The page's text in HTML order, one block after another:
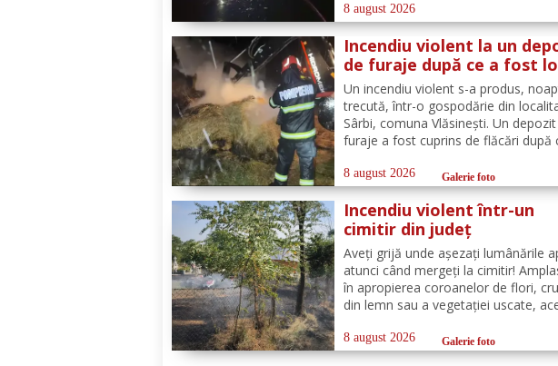
pe carosabil. Pentru evacuarea apei,
pompierii militari din cadrul
Detașamentului Botoșani au...
8 august 2026
Incendiu violent la un
de furaje după ce a fost
de trăsnet
Un incendiu violent s-a produs,
trecută, într-o gospodărie din
Sârbi, comuna Vlăsinești. Un
furaje a fost cuprins de flăcări după
puțin după ora 22:00. La caz s-au
deplasat, în cel mai scurt timp,
din cadrul...
8 august 2026 Galerie foto
Incendiu violent într-un
cimitir din județ
Aveți grijă unde așezați lumânările
atunci când mergeți la cimitir!
în apropierea coroanelor de flori,
din lemn sau a vegetației uscate,
Un astfel de eveniment s-a produs
cimitirul din localitatea Ichimeni,
8 august 2026 Galerie foto